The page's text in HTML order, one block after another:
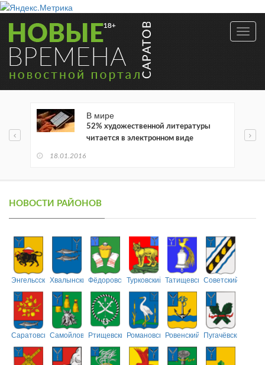
В мире
52% художественной литературы
читается в электронном виде
18.01.2016
НОВОСТИ РАЙОНОВ
ЭнгельсскийХвалынскийФёдоровскийТурковский ТатищевскийСоветский
СаратовскийСамойловскийРтищевскийРомановскийРовенский Пугачёвский